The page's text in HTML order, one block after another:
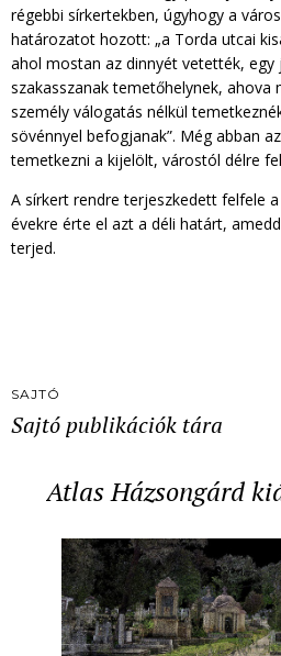
régebbi sírkertekben, úgyhogy a
határozatot hozott: „a Torda utcai
ahol mostan az dinnyét vetették,
szakasszanak temetőhelynek, ahova
személy válogatás nélkül
sövénnyel befogjanak”. Még abban
temetkezni a kijelölt, várostól délre
A sírkert rendre terjeszkedett felfele
évekre érte el azt a déli határt,
terjed.
SAJTÓ
Sajtó publikációk tára
Atlas Házsongárd